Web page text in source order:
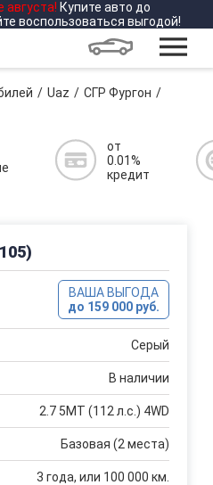
августа! Купите авто до
воспользоваться выгодой!
Uaz
СГР Фургон
от
0.01%
кредит
ВАША ВЫГОДА
до 159 000 руб.
Серый
В наличии
2.7 5MT (112 л.с.) 4WD
Базовая (2 места)
3 года, или 100 000 км.